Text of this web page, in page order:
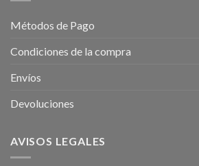
Métodos de Pago
Condiciones de la compra
Envíos
Devoluciones
AVISOS LEGALES